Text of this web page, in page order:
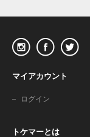
マイアカウント
ログイン
トケマーとは